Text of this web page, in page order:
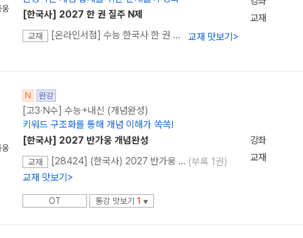
웅
[한국사] 2027 한 권 질주 N제
교재 [온라인서점] 수능 한국사 한 권 질주 (2027 수능 대비) 교재 맛보기>
교재
웅
N 완강
[고3·N수] 수능+내신 (개념완성)
키워드 구조화를 통해 개념 이해가 쏙쏙!
[한국사] 2027 반가웅 개념완성
교재 [28424] (한국사) 2027 반가웅 개념완성 (부록 1권)
교재 맛보기 >
OT 통강 맛보기 1 ▼
강좌
교재